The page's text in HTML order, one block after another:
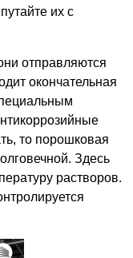
их с
отправляются
окончательная
то порошковая
Здесь
растворов.